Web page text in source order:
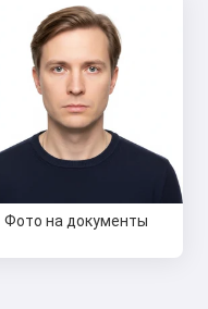
Фото на документы